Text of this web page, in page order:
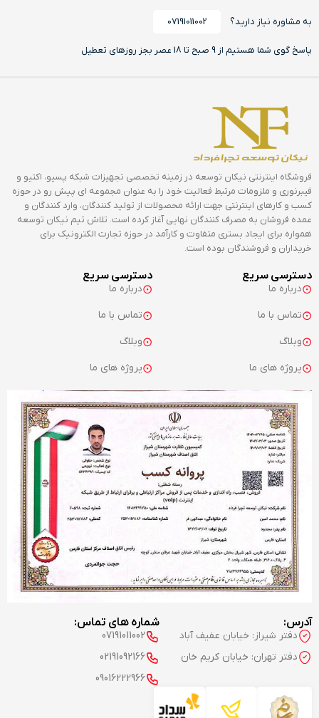
به مشاوره نیاز دارید؟ 07191011002
پاسخ گوی شما هستیم از 9 صبح تا 18 عصر بجز روزهای تعطیل
فروشگاه اینترنتی نیکان توسعه در زمینه تخصصی تجهیزات شبکه پسیو، اکتیو و
فیبرنوری و ملزومات مرتبط فعالیت خود را به عنوان مجموعه ای پیش رو در حوزه
کسب و کارهای اینترنتی جهت ارائه محصولات از تولید کنندگان، وارد کنندگان و
عمده فروشان به مصرف کنندگان نهایی آغاز کرده است. تلاش تیم نیکان توسعه
همواره برای ایجاد بستری متفاوت و کارآمد در حوزه تجارت الکترونیک برای
خریداران و فروشندگان بوده است.
دسترسی سریع
درباره ما
تماس با ما
وبلاگ
پروژه های ما
دسترسی سریع
درباره ما
تماس با ما
وبلاگ
پروژه های ما
آدرس:
دفتر شیراز: خیابان عفیف آباد
دفتر تهران: خیابان کریم خان
شماره های تماس:
07191011002
02191092166
09016222966